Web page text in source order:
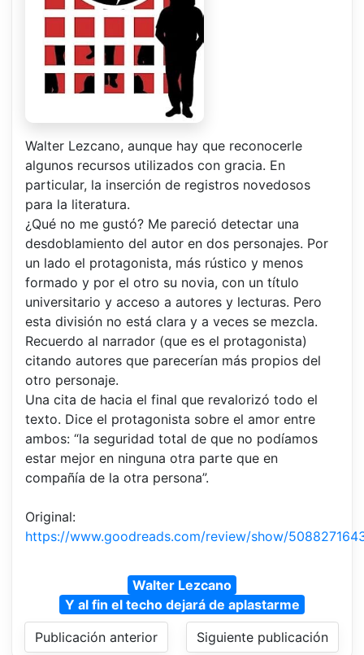
Walter Lezcano, aunque hay que reconocerle
algunos recursos utilizados con gracia. En
particular, la inserción de registros novedosos
para la literatura.
¿Qué no me gustó? Me pareció detectar una
desdoblamiento del autor en dos personajes. Por
un lado el protagonista, más rústico y menos
formado y por el otro su novia, con un título
universitario y acceso a autores y lecturas. Pero
esta división no está clara y a veces se mezcla.
Recuerdo al narrador (que es el protagonista)
citando autores que parecerían más propios del
otro personaje.
Una cita de hacia el final que revalorizó todo el
texto. Dice el protagonista sobre el amor entre
ambos: “la seguridad total de que no podíamos
estar mejor en ninguna otra parte que en
compañía de la otra persona”.
Original:
https://www.goodreads.com/review/show/
Walter Lezcano
Y al fin el techo dejará de aplastarme
Publicación anterior
Siguiente publicación